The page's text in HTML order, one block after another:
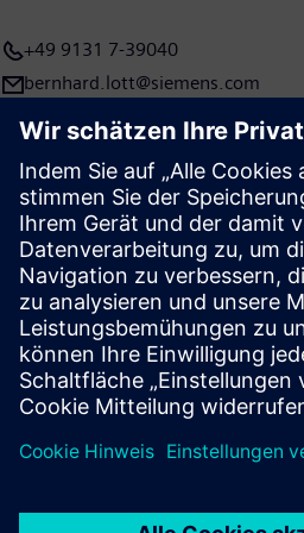
+49 9131 7-39040
bernhard.lott@siemens.com
Presse | Unternehmen | Siemens
© Siemens 1996 – 2026
Impressum
Datenschutz
Cookie Richtlinien